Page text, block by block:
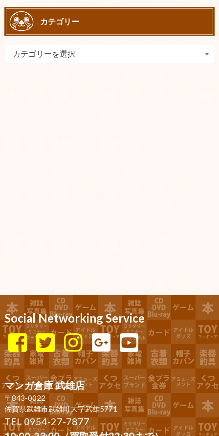
カテゴリー
Social Networking Service
マンガ倉庫 武雄店
〒843-0022
佐賀県武雄市武雄町大字武雄5771
TEL 0954-27-7877